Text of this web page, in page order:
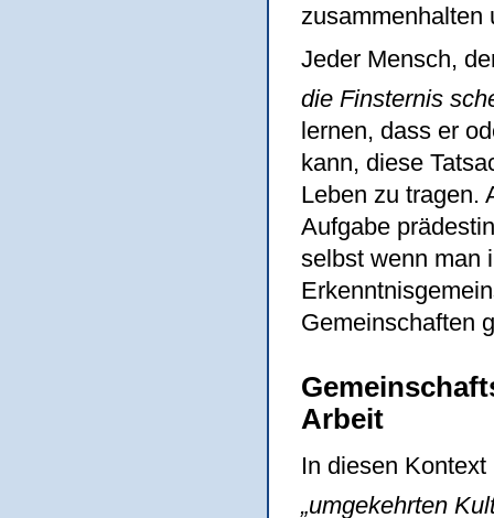
zusammenhalten
Jeder Mensch,
die Finsternis
lernen, dass er
kann, diese
Leben zu tragen.
Aufgabe
selbst wenn man
Gemeinschaften
Arbeit
In diesen
„umgekehrten